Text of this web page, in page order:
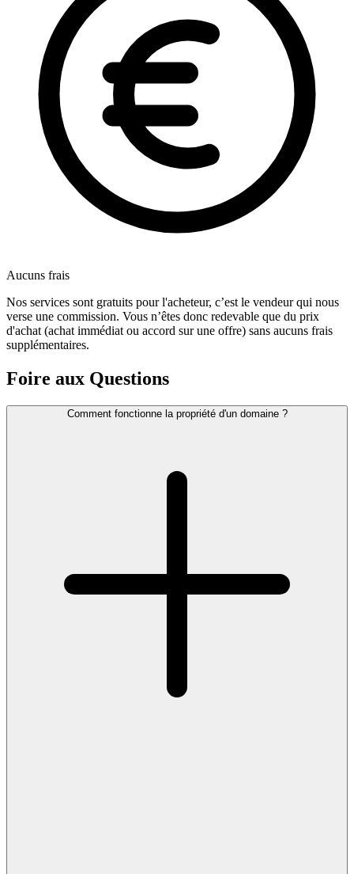
Aucuns frais
Nos services sont gratuits pour l'acheteur, c’est le vendeur qui nous
verse une commission. Vous n’êtes donc redevable que du prix
d'achat (achat immédiat ou accord sur une offre) sans aucuns frais
supplémentaires.
Foire aux Questions
Comment fonctionne la propriété d'un domaine ?